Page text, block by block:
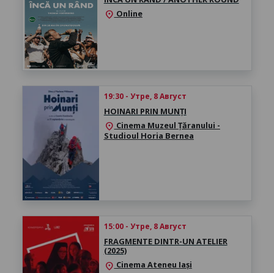
location_on Online
19:30 - Утре, 8 Август
HOINARI PRIN MUNȚI
location_on Cinema Muzeul Țăranului -
Studioul Horia Bernea
15:00 - Утре, 8 Август
FRAGMENTE DINTR-UN ATELIER
(2025)
location_on Cinema Ateneu Iași